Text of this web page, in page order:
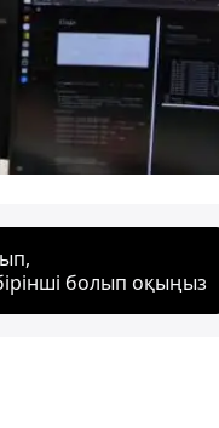
болып оқыңыз